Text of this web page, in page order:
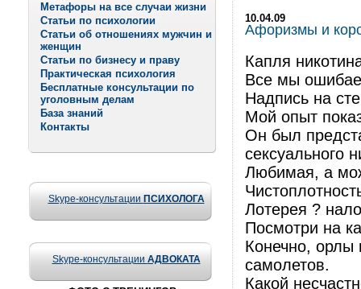
Метафоры на все случаи жизни
Статьи по психологии
Статьи об отношениях мужчин и
женщин
Статьи по бизнесу и праву
Практическая психология
Бесплатные консультации по
уголовным делам
База знаний
Контакты
Skype-консультации ПСИХОЛОГА
Skype-консультации АДВОКАТА
10.04.09
Афоризмы и
Капля
Все мы
Надпись на
Мой опыт
Он был
сексуального
Любимая, а
Лотерея ?
Посмотри на
Конечно, орлы
самолетов.
Какой